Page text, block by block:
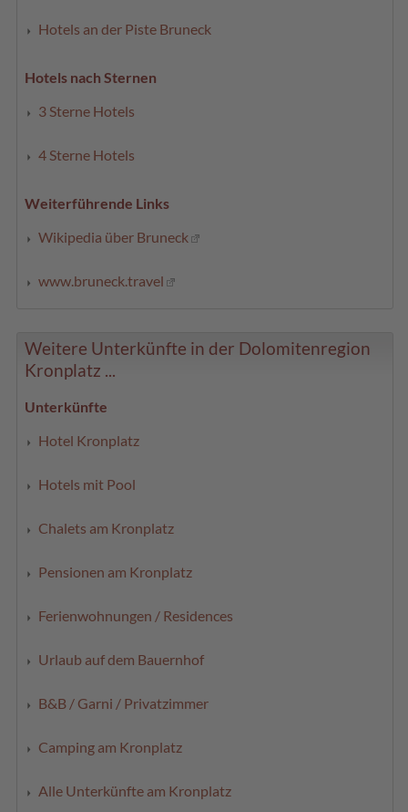
Hotels an der Piste Bruneck
Hotels nach Sternen
3 Sterne Hotels
4 Sterne Hotels
Weiterführende Links
Wikipedia über Bruneck
www.bruneck.travel
Weitere Unterkünfte in der Dolomitenregion
Kronplatz ...
Unterkünfte
Hotel Kronplatz
Hotels mit Pool
Chalets am Kronplatz
Pensionen am Kronplatz
Ferienwohnungen / Residences
Urlaub auf dem Bauernhof
B&B / Garni / Privatzimmer
Camping am Kronplatz
Alle Unterkünfte am Kronplatz